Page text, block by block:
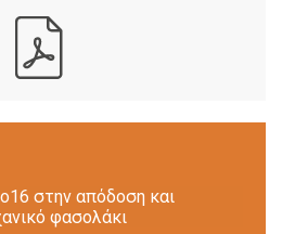
στην απόδοση και
φασολάκι